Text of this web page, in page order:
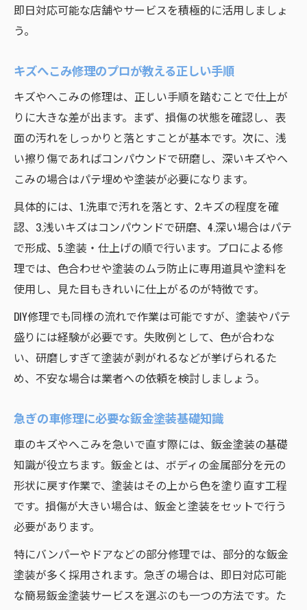
は？
自動車キズはどこまで自分で修理可能か解
DIY修理と業者依頼の違いと判断ポイント
キズへこみ補修に必要な道具と選び方のコ
ツ
自分で直す場合の鈑金塗装手順と注意点
修理費用と仕上がりで選ぶ最適な方法とは
車のキズ放置が招くサビや修理費のリスク
キズへこみを放置するとサビが進行する理
由
自動車キズ修理を遅らせるリスクと対策法
修理費用が高くなる前にすべきことを解説
鈑金塗装が必要になる前の早期ケアの重要
性
車の資産価値を守るための修理タイミング
自動車キズ修理の所要時間はどれくらい？
鈑金塗装ごとの修理期間と流れを詳しく解
説
急ぎのキズ修理で知っておきたい注意点
キズへこみの程度別にかかる作業時間の違
即日対応可能な修理内容とその条件とは
即日対応可能な店舗やサービスを積極的に活用しましょ
う。
キズへこみ修理のプロが教える正しい手順
キズやへこみの修理は、正しい手順を踏むことで仕上が
りに大きな差が出ます。まず、損傷の状態を確認し、表
面の汚れをしっかりと落とすことが基本です。次に、浅
い擦り傷であればコンパウンドで研磨し、深いキズやへ
こみの場合はパテ埋めや塗装が必要になります。
具体的には、1.洗車で汚れを落とす、2.キズの程度を確
認、3.浅いキズはコンパウンドで研磨、4.深い場合はパテ
で形成、5.塗装・仕上げの順で行います。プロによる修
理では、色合わせや塗装のムラ防止に専用道具や塗料を
使用し、見た目もきれいに仕上がるのが特徴です。
DIY修理でも同様の流れで作業は可能ですが、塗装やパテ
盛りには経験が必要です。失敗例として、色が合わな
い、研磨しすぎて塗装が剥がれるなどが挙げられるた
め、不安な場合は業者への依頼を検討しましょう。
急ぎの車修理に必要な鈑金塗装基礎知識
車のキズやへこみを急いで直す際には、鈑金塗装の基礎
知識が役立ちます。鈑金とは、ボディの金属部分を元の
形状に戻す作業で、塗装はその上から色を塗り直す工程
です。損傷が大きい場合は、鈑金と塗装をセットで行う
必要があります。
特にバンパーやドアなどの部分修理では、部分的な鈑金
塗装が多く採用されます。急ぎの場合は、即日対応可能
な簡易鈑金塗装サービスを選ぶのも一つの方法です。た